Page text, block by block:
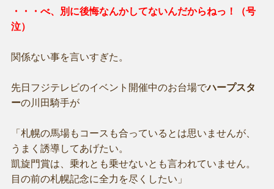
・・・べ、別に後悔なんかしてないんだからねっ！（号
泣）
関係ない事を言いすぎた。
先日フジテレビのイベント開催中のお台場でハープスタ
ーの川田騎手が
「札幌の馬場もコースも合っているとは思いませんが、
うまく誘導してあげたい。
凱旋門賞は、乗れとも乗せないとも言われていません。
目の前の札幌記念に全力を尽くしたい」